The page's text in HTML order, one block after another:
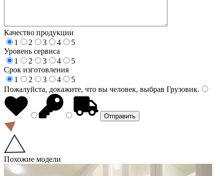
Качество продукции
1
2 3 4
5
Уровень сервиса
1
2 3 4
5
Срок изготовления
1
2 3 4
5
Пожалуйста, докажите, что вы человек, выбрав Грузовик.
Похожие модели